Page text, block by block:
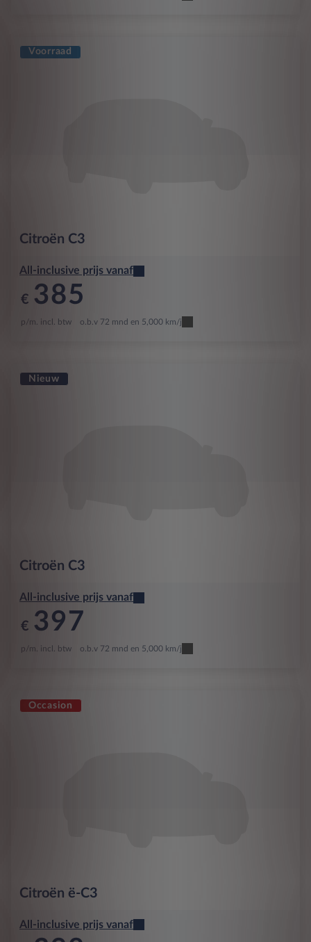
Voorraad
Citroën C3
All-inclusive prijs vanaf
€ 385
p/m. incl. btw o.b.v 72 mnd en 5,000 km/j
Nieuw
Citroën C3
All-inclusive prijs vanaf
€ 397
p/m. incl. btw o.b.v 72 mnd en 5,000 km/j
Occasion
Citroën ë-C3
All-inclusive prijs vanaf